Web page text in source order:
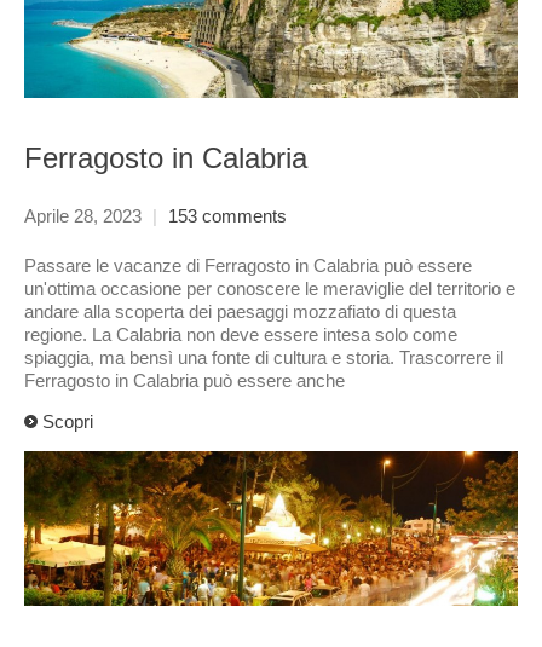
Ferragosto in Calabria
Aprile 28, 2023 | 153 comments
Passare le vacanze di Ferragosto in Calabria può essere
un'ottima occasione per conoscere le meraviglie del territorio e
andare alla scoperta dei paesaggi mozzafiato di questa
regione. La Calabria non deve essere intesa solo come
spiaggia, ma bensì una fonte di cultura e storia. Trascorrere il
Ferragosto in Calabria può essere anche
Scopri